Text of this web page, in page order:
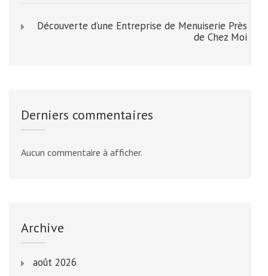
Découverte d’une Entreprise de Menuiserie Près
de Chez Moi
Derniers commentaires
Aucun commentaire à afficher.
Archive
août 2026